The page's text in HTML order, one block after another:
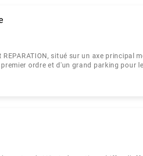
REPARATION, situé sur un axe
ordre et d'un grand parking pour